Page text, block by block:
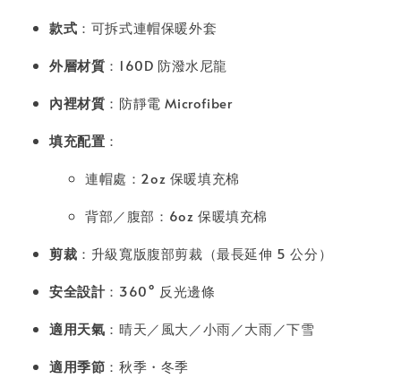
款式 ：可拆式連帽保暖外套
外層材質 ：160D 防潑水尼龍
內裡材質 ：防靜電 Microfiber
填充配置 ：
連帽處：2oz 保暖填充棉
背部／腹部：6oz 保暖填充棉
剪裁 ：升級寬版腹部剪裁（最長延伸 5 公分）
安全設計：360° 反光邊條
適用天氣 ：晴天／風大／小雨／大雨／下雪
適用季節 ：秋季・冬季